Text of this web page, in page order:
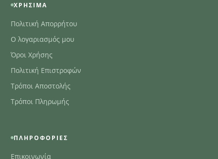
ΧΡΉΣΙΜΑ
Πολιτική Απορρήτου
Ο λογαριασμός μου
Όροι Χρήσης
Πολιτική Επιστροφών
Τρόποι Αποστολής
Τρόποι Πληρωμής
ΠΛΗΡΟΦΟΡΊΕΣ
Επικοινωνία